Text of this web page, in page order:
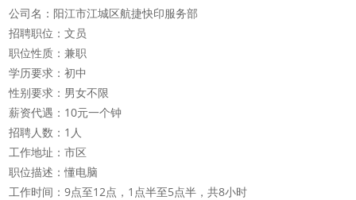
公司名：阳江市江城区航捷快印服务部
招聘职位：文员
职位性质：兼职
学历要求：初中
性别要求：男女不限
薪资代遇：10元一个钟
招聘人数：1人
工作地址：市区
职位描述：懂电脑
工作时间：9点至12点，1点半至5点半，共8小时